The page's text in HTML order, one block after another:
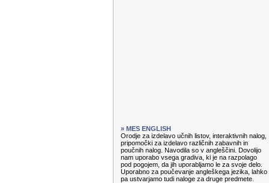
» MES ENGLISH
Orodje za izdelavo učnih listov, interaktivnih nalog,
pripomočki za izdelavo različnih zabavnih in
poučnih nalog. Navodila so v angleščini. Dovolijo
nam uporabo vsega gradiva, ki je na razpolago
pod pogojem, da jih uporabljamo le za svoje delo.
Uporabno za poučevanje angleškega jezika, lahko
pa ustvarjamo tudi naloge za druge predmete.